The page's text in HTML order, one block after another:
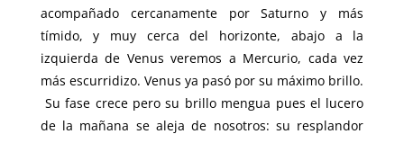
acompañado cercanamente por Saturno y más
tímido, y muy cerca del horizonte, abajo a la
izquierda de Venus veremos a Mercurio, cada vez
más escurridizo. Venus ya pasó por su máximo brillo.
Su fase crece pero su brillo mengua pues el lucero
de la mañana se aleja de nosotros: su resplandor